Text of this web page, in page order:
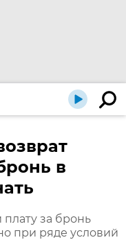
в
за бронь
при ряде условий